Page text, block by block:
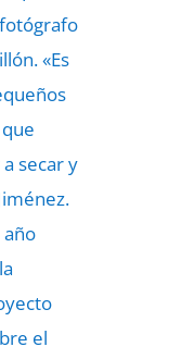
«Es
secar y
el